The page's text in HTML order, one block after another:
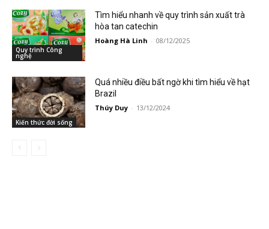
Quy trình Công
nghệ
Tìm hiểu nhanh về quy trình sản xuất trà
hòa tan catechin
Hoàng Hà Linh - 08/12/2025
Kiến thức đời sống
Quá nhiều điều bất ngờ khi tìm hiểu về hạt
Brazil
Thúy Duy - 13/12/2024